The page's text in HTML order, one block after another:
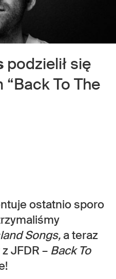
podzielił się
To The
ostatnio sporo
Songs,a teraz
JFDR – Back To